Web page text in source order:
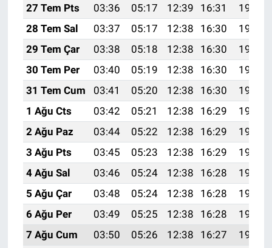
27 Tem Pts
03:36 05:17 12:39 16:31
19:50
28 Tem Sal
03:37 05:17 12:38 16:30
19:50
29 Tem Çar
03:38 05:18 12:38 16:30
19:49
30 Tem Per
03:40 05:19 12:38 16:30
19:48
31 Tem Cum
03:41 05:20 12:38 16:30
19:47
1 Ağu Cts
03:42 05:21 12:38 16:29
19:46
2 Ağu Paz
03:44 05:22 12:38 16:29
19:45
3 Ağu Pts
03:45 05:23 12:38 16:29
19:44
4 Ağu Sal
03:46 05:24 12:38 16:28
19:43
5 Ağu Çar
03:48 05:24 12:38 16:28
19:42
6 Ağu Per
03:49 05:25 12:38 16:28
19:41
7 Ağu Cum
03:50 05:26 12:38 16:27
19:39